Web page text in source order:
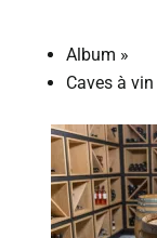
Album »
Caves à vin